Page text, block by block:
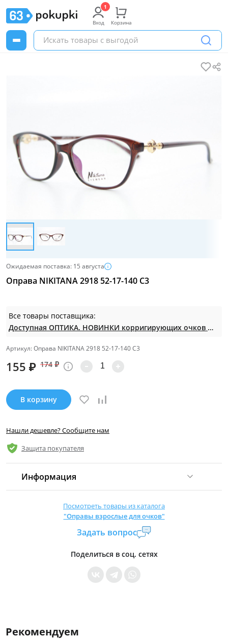
Вход Корзина
Ожидаемая поставка: 15 августа
Оправа NIKITANA 2918 52-17-140 С3
Все товары поставщика:
Доступная ОПТИКА. НОВИНКИ корригирующих очков по СУПЕР ценам. Таких нет на МП.
Артикул: Оправа NIKITANA 2918 52-17-140 С3
155 ₽ 174 ₽
В корзину
Нашли дешевле? Сообщите нам
Защита покупателя
Информация
Страна производитель:Китай
Уровень доступа:0
* Общие условия читайте в правилах сайта
Посмотреть товары из каталога
"Оправы взрослые для очков"
Задать вопрос
Поделиться в соц. сетях
Рекомендуем